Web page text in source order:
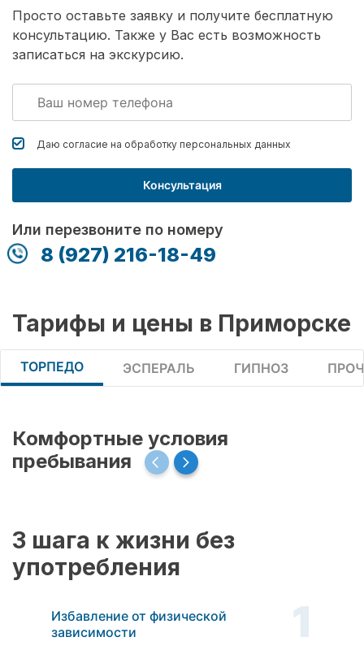
Просто оставьте заявку и получите бесплатную
консультацию. Также у Вас есть возможность
записаться на экскурсию.
Даю согласие на обработку персональных данных
Консультация
Или перезвоните по номеру
8 (927) 216-18-49
Тарифы и цены в Приморске
ТОРПЕДО ЭСПЕРАЛЬ ГИПНОЗ
Комфортные условия
пребывания
3 шага к жизни без
употребления
Избавление от физической
зависимости
1